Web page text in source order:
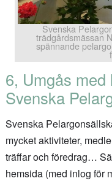
Svenska
trädgårdsmässan
spännande
6, Umgås
Svenska
Svenska
mycket aktiviteter,
träffar och föredrag…
hemsida (med inlog för